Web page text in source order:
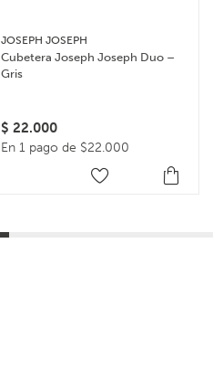
JOSEPH JOSEPH
Cubetera Joseph Joseph Duo –
Gris
$ 22.000
En 1 pago de $22.000